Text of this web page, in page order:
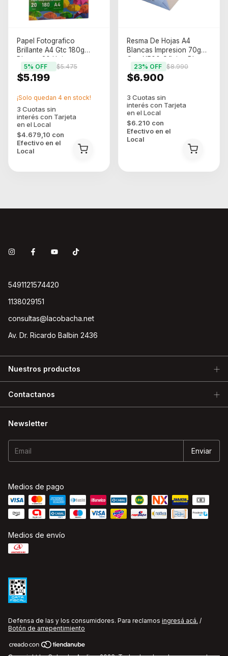
Papel Fotografico
Brillante A4 Gtc 180g
Blanco 20 Hojas
$5.199
$5.475
5% OFF
$4.679,10 con
Efectivo en el
Local
¡Solo quedan 4 en stock!
Resma De Hojas A4
Blancas Impresion 70g
One X500 Oficina Blanco
$6.900
$8.990
23% OFF
$6.210 con
Efectivo en el
Local
5491121574420
1138029151
consultas@lacobacha.net
Av. Dr. Ricardo Balbin 2436
Nuestros productos
Contactanos
Newsletter
Medios de pago
Medios de envío
Defensa de las y los consumidores. Para reclamos ingresá acá. /
Botón de arrepentimiento